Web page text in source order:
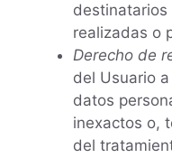
destinatarios
realizadas o
Derecho de
del Usuario
datos
inexactos o,
del